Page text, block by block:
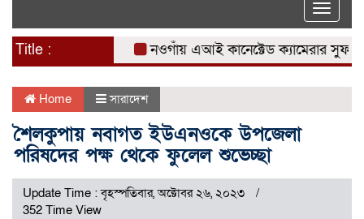
Toggle
Title :
নওগাঁয় এআই কানেক্টেড ক্যামেরার সুফল: যশোরে
Home সারাদেশ
শৈলকুপায় নবাগত ইউএনওকে উপজেলা
পরিষদের পক্ষ থেকে ফুলেল শুভেচ্ছা
Update Time : বৃহস্পতিবার, অক্টোবর ২৬, ২০২৩
352 Time View